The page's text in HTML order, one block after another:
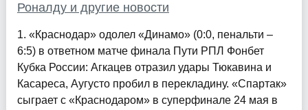
Роналду и другие новости
1. «Краснодар» одолел «Динамо» (0:0, пенальти –
6:5) в ответном матче финала Пути РПЛ Фонбет
Кубка России: Агкацев отразил удары Тюкавина и
Касареса, Аугусто пробил в перекладину. «Спартак»
сыграет с «Краснодаром» в суперфинале 24 мая в